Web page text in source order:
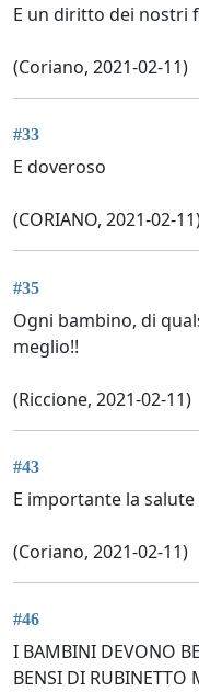
E un diritto dei nostri
(Coriano, 2021-02-11)
#33
E doveroso
(CORIANO, 2021-02-
#35
Ogni bambino, di
meglio!!
(Riccione, 2021-02-11)
#43
E importante la
(Coriano, 2021-02-11)
#46
I BAMBINI DEVONO
BENSI DI RUBINETTO